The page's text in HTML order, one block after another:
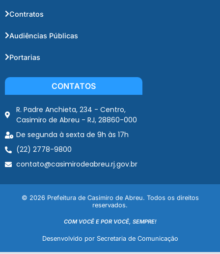
Contratos
Audiências Públicas
Portarias
CONTATOS
R. Padre Anchieta, 234 - Centro,
Casimiro de Abreu - RJ, 28860-000
De segunda à sexta de 9h às 17h
(22) 2778-9800
contato@casimirodeabreu.rj.gov.br
© 2026 Prefeitura de Casimiro de Abreu. Todos os direitos
reservados.
COM VOCÊ E POR VOCÊ, SEMPRE!
Desenvolvido por Secretaria de Comunicação